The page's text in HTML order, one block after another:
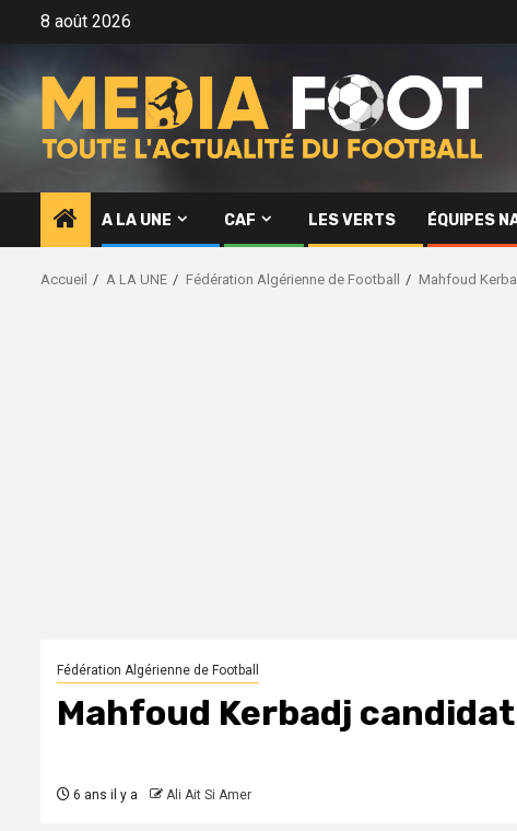
8 août 2026
A LA UNE CAF LES VERTS ÉQUIPES
Accueil A LA UNE Fédération Algérienne de Football Mahfoud
Fédération Algérienne de Football
Mahfoud Kerbadj
6 ans il y a Ali Ait Si Amer